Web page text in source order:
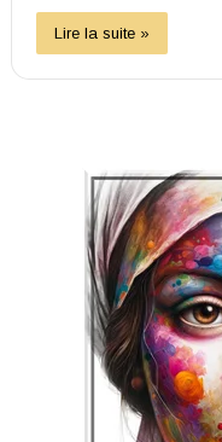
Lire la suite »